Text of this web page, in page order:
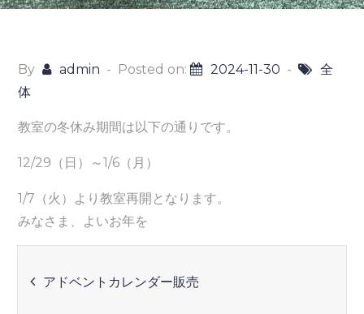
By admin Posted on: 2024-11-30
全
体
教室の冬休み期間は以下の通りです。
12/29（日）～1/6（月）
1/7（火）より教室再開となります。
みなさま、よいお年を
投
アドベントカレンダー販売